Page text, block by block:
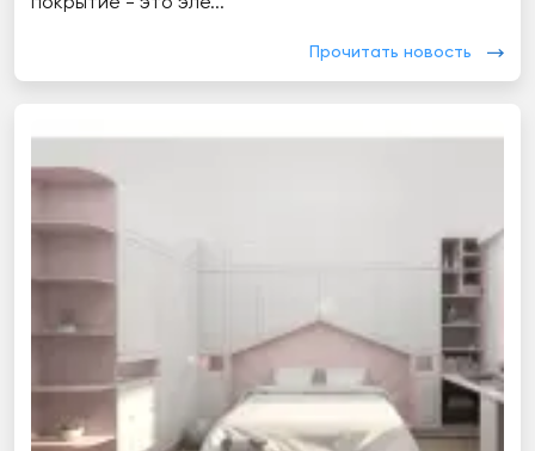
покрытие - это эле...
Прочитать новость